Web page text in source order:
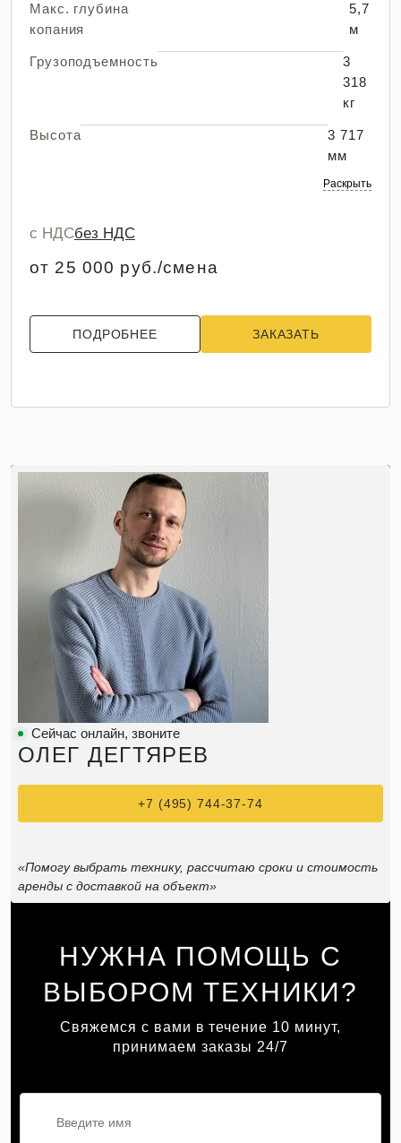
Макс. глубина
копания
5,7
м
Грузоподъемность
3
318
кг
Высота
3 717
мм
Раскрыть
с НДСбез НДС
от 25 000 руб./смена
ПОДРОБНЕЕ ЗАКАЗАТЬ
НУЖНА ПОМОЩЬ С
ВЫБОРОМ ТЕХНИКИ?
Свяжемся с вами в течение 10 минут,
принимаем заказы 24/7
Сейчас онлайн, звоните
ОЛЕГ ДЕГТЯРЕВ
+7 (495) 744-37-74
«Помогу выбрать технику, рассчитаю сроки и стоимость
аренды с доставкой на объект»